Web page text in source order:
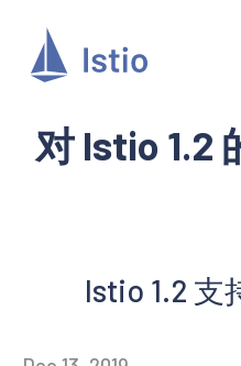
对 Istio 1.2
Istio 1.2 支